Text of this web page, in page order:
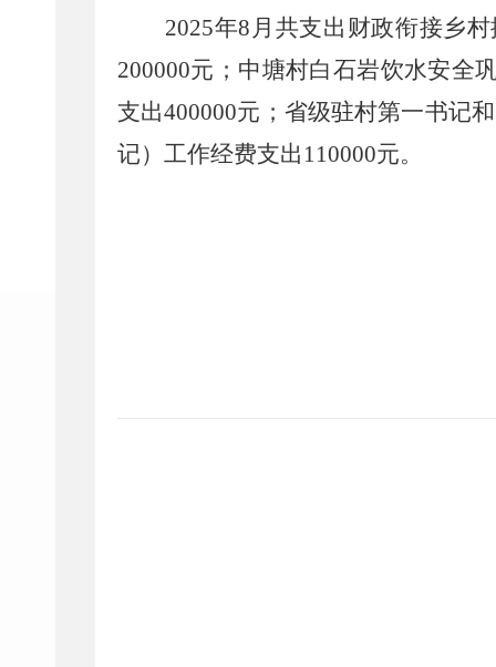
2025年8 月 共支出财政衔接乡
200000元；中塘村白石岩饮水安全
支出400000元；省级驻村第一书记
记）工作经费支出 110000元。